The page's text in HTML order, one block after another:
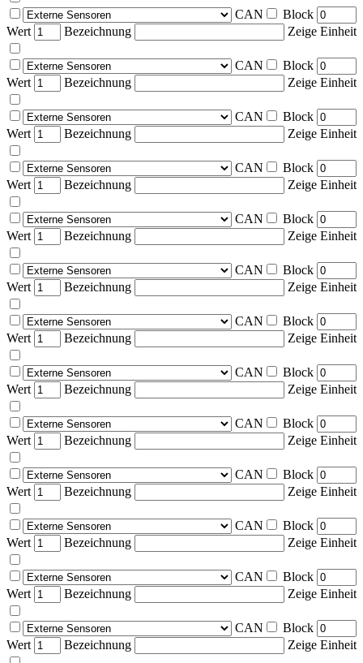
CAN
Block
Wert
Bezeichnung Zeige Einheit
CAN
Block
Wert
Bezeichnung Zeige Einheit
CAN
Block
Wert
Bezeichnung Zeige Einheit
CAN
Block
Wert
Bezeichnung Zeige Einheit
CAN
Block
Wert
Bezeichnung Zeige Einheit
CAN
Block
Wert
Bezeichnung Zeige Einheit
CAN
Block
Wert
Bezeichnung Zeige Einheit
CAN
Block
Wert
Bezeichnung Zeige Einheit
CAN
Block
Wert
Bezeichnung Zeige Einheit
CAN
Block
Wert
Bezeichnung Zeige Einheit
CAN
Block
Wert
Bezeichnung Zeige Einheit
CAN
Block
Wert
Bezeichnung Zeige Einheit
CAN
Block
Wert
Bezeichnung Zeige Einheit